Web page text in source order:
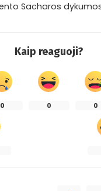
Sacharos
Kaip reaguoji?
0 0 0